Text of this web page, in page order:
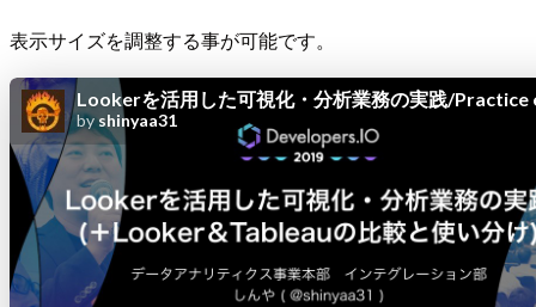
表示サイズを調整する事が可能です。